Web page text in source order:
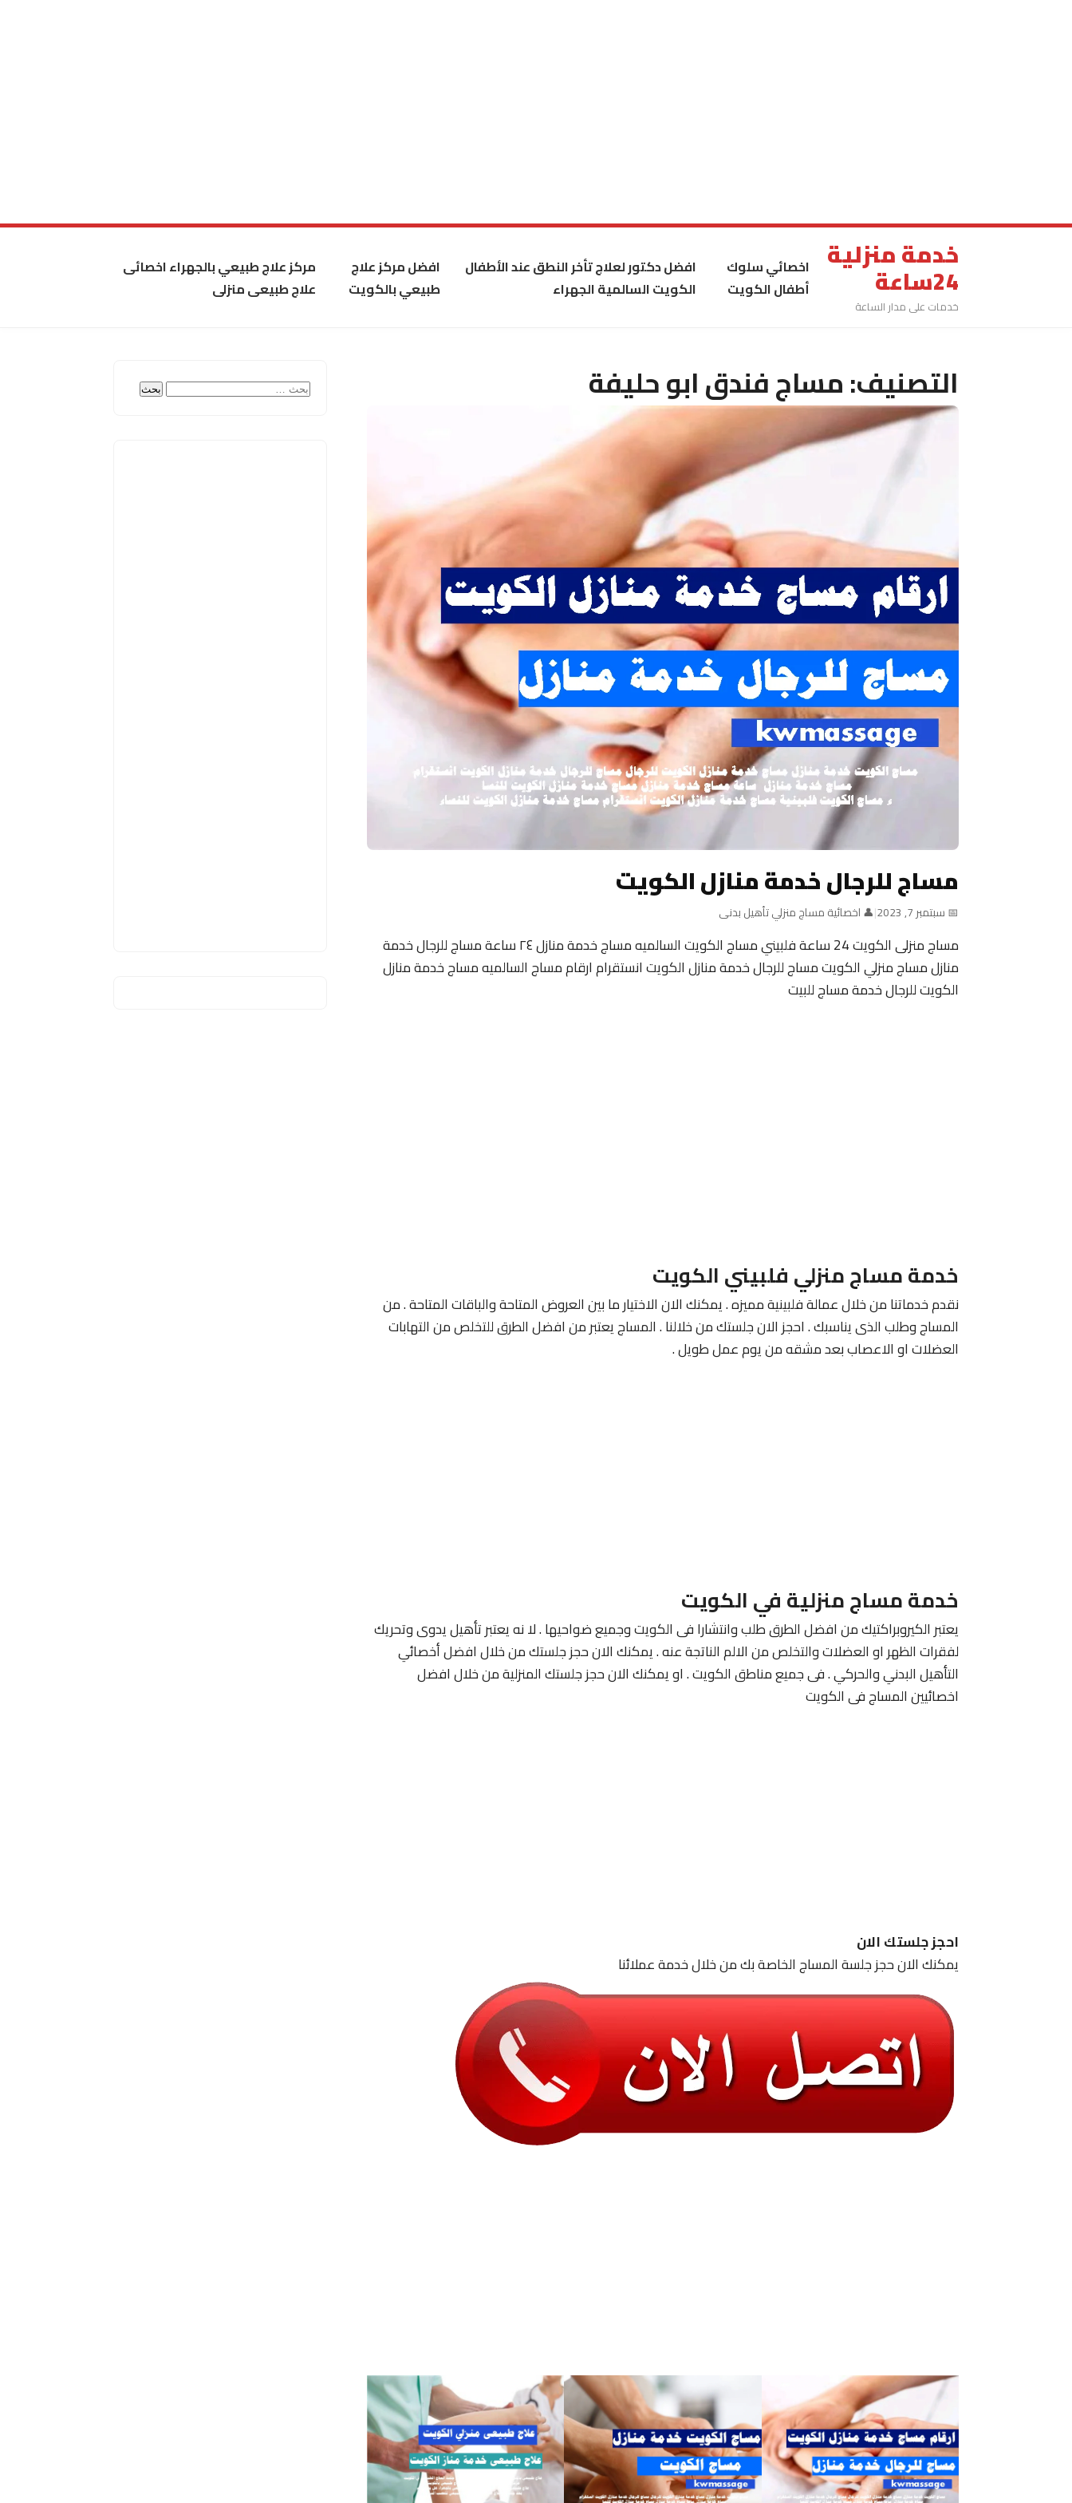
خدمة منزلية
24ساعة
خدمات على مدار الساعة
اخصائي سلوك
أطفال الكويت
افضل دكتور لعلاج تأخر النطق عند الأطفال
الكويت السالمية الجهراء
افضل مركز علاج
طبيعي بالكويت
مركز علاج طبيعي بالجهراء اخصائى
علاج طبيعى منزلى
التصنيف:مساج فندق ابو حليفة
مساج للرجال خدمة منازل الكويت
📅 سبتمبر 7, 2023 |👤 اخصائية مساج منزلي تأهيل بدنى
مساج منزلى الكويت 24 ساعة فلبيني مساج الكويت السالميه مساج خدمة منازل ٢٤ ساعة مساج للرجال خدمة
منازل مساج منزلي الكويت مساج للرجال خدمة منازل الكويت انستقرام ارقام مساج السالميه مساج خدمة منازل
الكويت للرجال خدمة مساج للبيت
خدمة مساج منزلي فلبيني الكويت
نقدم خدماتنا من خلال عمالة فلبينية مميزه . يمكنك الان الاختيار ما بين العروض المتاحة والباقات المتاحة . من
المساج وطلب الذى يناسبك . احجز الان جلستك من خلالنا . المساج يعتبر من افضل الطرق للتخلص من التهابات
العضلات او الاعصاب بعد مشقه من يوم عمل طويل .
خدمة مساج منزلية في الكويت
يعتبر الكيروبراكتيك من افضل الطرق طلب وانتشارا فى الكويت وجميع ضواحيها . لا نه يعتبر تأهيل يدوى وتحريك
لفقرات الظهر او العضلات والتخلص من الالم الناتجة عنه . يمكنك الان حجز جلستك من خلال افضل أخصائي
التأهيل البدني والحركي . فى جميع مناطق الكويت . او يمكنك الان حجز جلستك المنزلية من خلال افضل
اخصائيين المساج فى الكويت
احجز جلستك الان
يمكنك الان حجز جلسة المساج الخاصة بك من خلال خدمة عملائنا
البحث